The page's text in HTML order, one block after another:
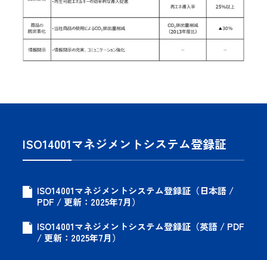
ISO14001マネジメントシステム登録証
ISO14001マネジメントシステム登録証（日本語 /
PDF / 更新：2025年7月）
ISO14001マネジメントシステム登録証（英語 / PDF
/ 更新：2025年7月）